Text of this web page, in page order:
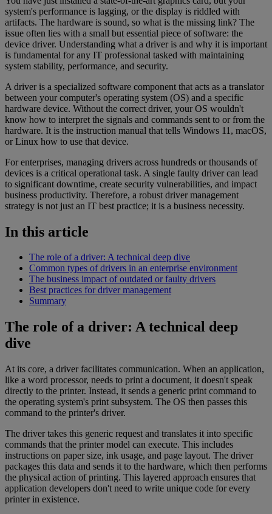
system's performance is lagging, or the display is riddled with
artifacts. The hardware is sound, so what is the missing link? The
issue often lies with a small but essential piece of software: the
device driver. Understanding what a driver is and why it is important
is fundamental for any IT professional tasked with maintaining
system stability, performance, and security.
A driver is a specialized software component that acts as a translator
between your computer's operating system (OS) and a specific
hardware device. Without the correct driver, your OS wouldn't
know how to interpret the signals and commands sent to or from the
hardware. It is the instruction manual that tells Windows 11, macOS,
or Linux how to use that device.
For enterprises, managing drivers across hundreds or thousands of
devices is a critical operational task. A single faulty driver can lead
to significant downtime, create security vulnerabilities, and impact
business productivity. Therefore, a robust driver management
strategy is not just an IT best practice; it is a business necessity.
In this article
The role of a driver: A technical deep dive
Common types of drivers in an enterprise environment
The business impact of outdated or faulty drivers
Best practices for driver management
Summary
The role of a driver: A technical deep
dive
At its core, a driver facilitates communication. When an application,
like a word processor, needs to print a document, it doesn't speak
directly to the printer. Instead, it sends a generic print command to
the operating system's print subsystem. The OS then passes this
command to the printer's driver.
The driver takes this generic request and translates it into specific
commands that the printer model can execute. This includes
instructions on paper size, ink usage, and page layout. The driver
packages this data and sends it to the hardware, which then performs
the physical action of printing. This layered approach ensures that
application developers don't need to write unique code for every
printer in existence.